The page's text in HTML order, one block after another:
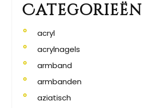
Categorieën
acryl
acrylnagels
armband
armbanden
aziatisch